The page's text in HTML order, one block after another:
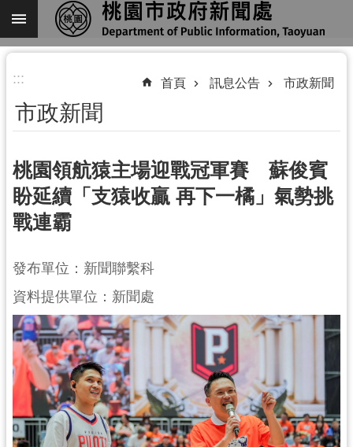
跳到主要內容區塊
進
搜
尋
關
於
們
機
關
通
訊
錄
務
資
::: 首頁 訊息公告 市政新聞
市政新聞
桃園領航猿主場迎戰冠軍賽 蘇俊賓
盼延續「支猿收贏 再下一橘」氣勢挑
戰連霸
發布單位：新聞聯繫科
資料提供單位：新聞處